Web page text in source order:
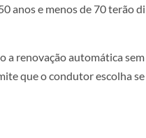
anos e menos de 70 terão
renovação automática
que o condutor escolha